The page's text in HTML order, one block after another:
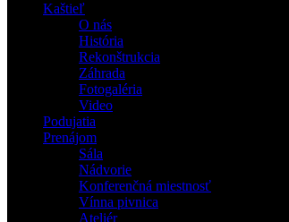
Kaštieľ
O nás
História
Rekonštrukcia
Záhrada
Fotogaléria
Video
Podujatia
Prenájom
Sála
Nádvorie
Konferenčná miestnosť
Vínna pivnica
Ateliér